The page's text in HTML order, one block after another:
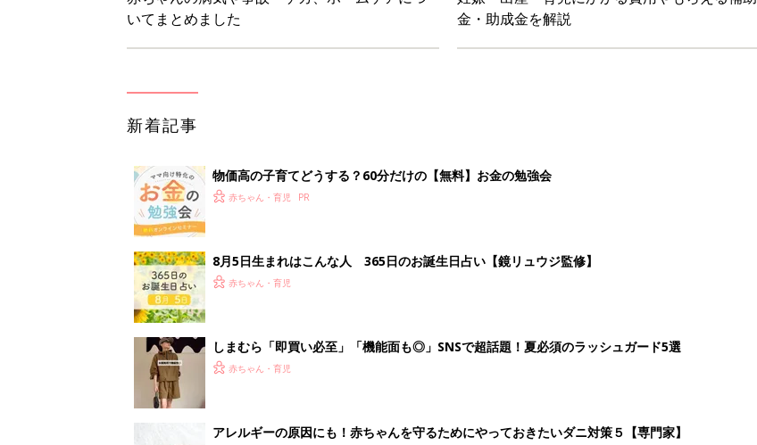
いてまとめました
金・助成金を解説
新着記事
物価高の子育てどうする？60分だけの【無料】お金の勉強会
赤ちゃん・育児
8月5日生まれはこんな人 365日のお誕生日占い【鏡リュウジ監修】
赤ちゃん・育児
しまむら「即買い必至」「機能面も◎」SNSで超話題！夏必須のラッシュガード5選
赤ちゃん・育児
アレルギーの原因にも！赤ちゃんを守るためにやっておきたいダニ対策５【専門家】